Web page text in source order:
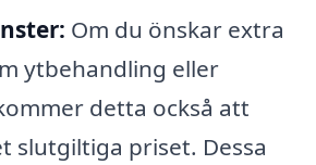
Om du önskar extra
ytbehandling eller
detta också att
slutgiltiga priset. Dessa